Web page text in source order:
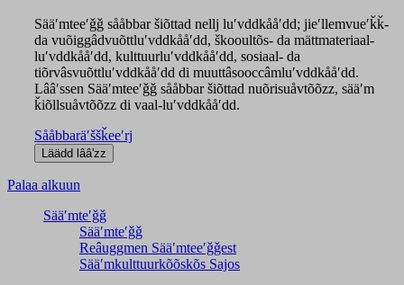
Sääʹmteeʹǧǧ sååbbar šiõttad nellj luʹvddkååʹdd; jieʹllemvueʹǩǩ-
da vuõiggâdvuõttluʹvddkååʹdd, škooultõs- da mättmateriaal-
luʹvddkååʹdd, kulttuurluʹvddkååʹdd, sosiaal- da
tiõrvâsvuõttluʹvddkååʹdd di muuttâsooccâmluʹvddkååʹdd.
Lââʹssen Sääʹmteeʹǧǧ sååbbar šiõttad nuõrisuåvtõõzz, sääʹm
ǩiõllsuåvtõõzz di vaal-luʹvddkååʹdd.
Sååbbaräʹššǩeeʹrj
Palaa alkuun
Sääʹmteʹǧǧ
Sääʹmteʹǧǧ
Reâuggmen Sääʹmteeʹǧǧest
Sääʹmkulttuurkõõskõs Sajos